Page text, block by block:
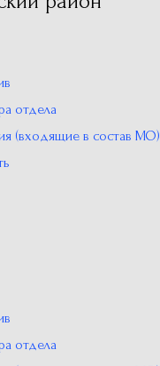
отдела
(входящие в состав МО)
отдела